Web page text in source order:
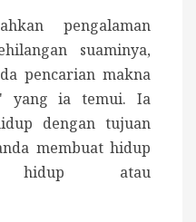
pengalaman
suaminya,
pencarian makna
yang ia temui. Ia
dengan tujuan
membuat hidup
atau